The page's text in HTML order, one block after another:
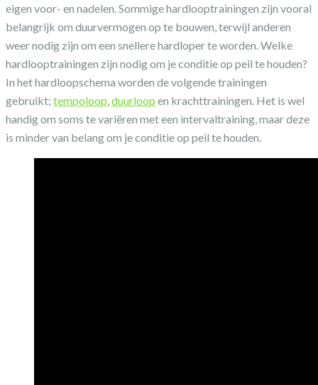
eigen voor- en nadelen. Sommige hardlooptrainingen zijn vooral
belangrijk om duurvermogen op te bouwen, terwijl anderen
weer nodig zijn om een snellere hardloper te worden. Welke
hardlooptrainingen zijn nodig om je conditie op peil te houden?
In het hardloopschema worden de volgende trainingen
gebruikt; tempoloop,duurloop en krachttrainingen. Het is wel
handig om soms te variëren met een intervaltraining, maar deze
is minder van belang om je conditie op peil te houden.